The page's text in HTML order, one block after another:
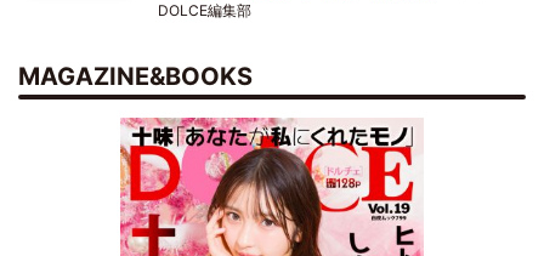
DOLCE編集部
MAGAZINE&BOOKS